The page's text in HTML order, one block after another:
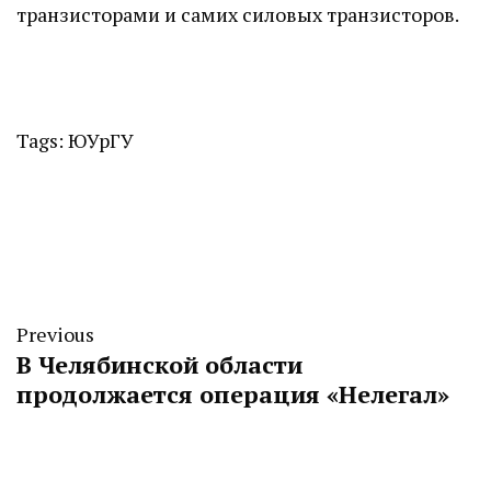
транзисторами и самих силовых транзисторов.
Tags: ЮУрГУ
Previous
В Челябинской области
продолжается операция «Нелегал»